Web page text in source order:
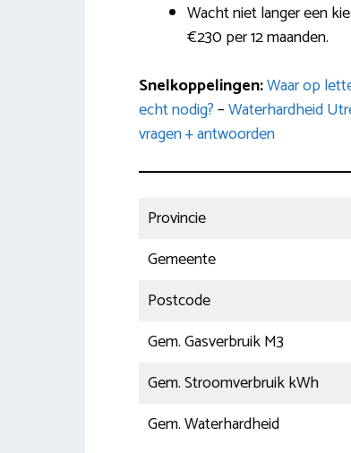
Wacht niet langer een
€230 per 12 maanden.
Snelkoppelingen:Waar op
echt nodig?–Waterhardheid
vragen + antwoorden
Provincie
Gemeente
Postcode
Gem. Gasverbruik M3
Gem. Stroomverbruik kWh
Gem. Waterhardheid